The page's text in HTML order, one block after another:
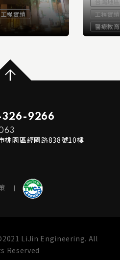
工程實績
READ MORE
台灣地區
工程實績
醫療教育
9266
桃園區經國路838號10樓
LiJin Engineering. All
Reserved